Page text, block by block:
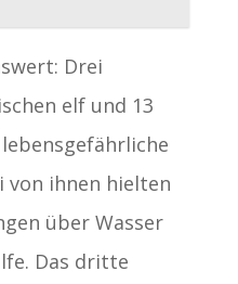
Drei
elf und 13
von ihnen hielten
über Wasser
Das dritte